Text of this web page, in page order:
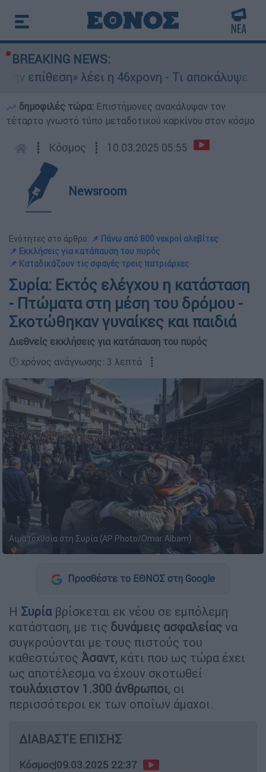
BREAKING NEWS:
λέει η 46χρονη - Τι αποκάλυψε στους
δημοφιλές τώρα: Επιστήμονες ανακάλυψαν τον
τέταρτο γνωστό τύπο μεταδοτικού καρκίνου στον κόσμο
┋ Κόσμος ┋ 10.03.2025 05:55
Newsroom
Ενότητες στο άρθρο: 📌 Πάνω από 800 νεκροί αλεβίτες
📌 Εκκλήσεις για κατάπαυση του πυρός
📌 Καταδικάζουν τις σφαγές τρεις πατριάρχες
Συρία: Εκτός ελέγχου η κατάσταση
- Πτώματα στη μέση του δρόμου -
Σκοτώθηκαν γυναίκες και παιδιά
Διεθνείς εκκλήσεις για κατάπαυση του πυρός
🕛 χρόνος ανάγνωσης: 3 λεπτά ┋
Αιματοχυσία στη Συρία (AP Photo/Omar Albam)
Προσθέστε το ΕΘΝΟΣ στη Google
Η Συρία βρίσκεται εκ νέου σε εμπόλεμη
κατάσταση, με τις δυνάμεις ασφαλείας να
συγκρούονται με τους πιστούς του
καθεστώτος Άσαντ, κάτι που ως τώρα έχει
ως αποτέλεσμα να έχουν σκοτωθεί
τουλάχιστον 1.300 άνθρωποι, οι
περισσότεροι εκ των οποίων άμαχοι.
ΔΙΑΒΑΣΤΕ ΕΠΙΣΗΣ
Κόσμος|09.03.2025 22:37